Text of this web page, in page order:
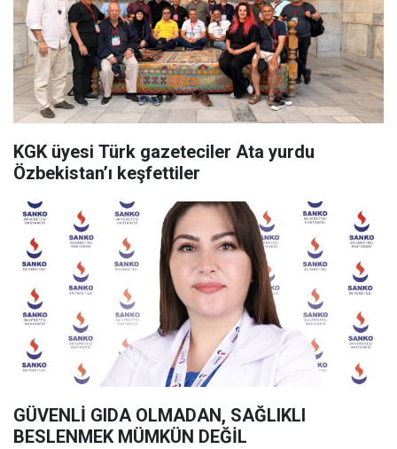
KGK üyesi Türk gazeteciler Ata yurdu
Özbekistan’ı keşfettiler
GÜVENLİ GIDA OLMADAN, SAĞLIKLI
BESLENMEK MÜMKÜN DEĞİL